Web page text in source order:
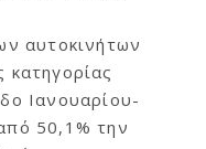
αυτοκινήτων
Ιανουαρίου-
50,1% την